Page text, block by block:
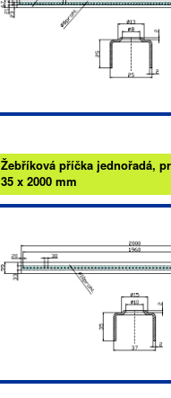
Žebříková příčka jednořadá,
35 x 2000 mm